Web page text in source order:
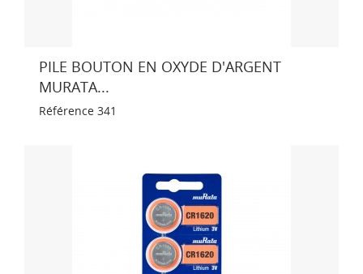
PILE BOUTON EN OXYDE D'ARGENT
MURATA...
Référence 341